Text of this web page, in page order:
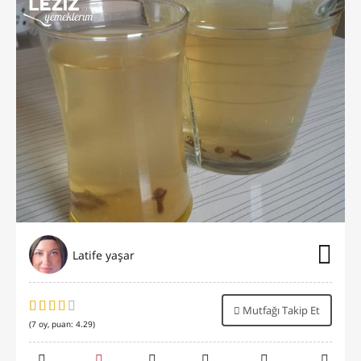
Latife yaşar
(7 oy, puan: 4.29)
Mutfağı Takip Et